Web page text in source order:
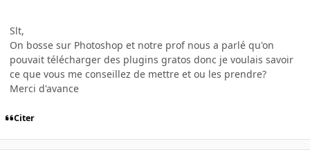
Slt,
On bosse sur Photoshop et notre prof nous a parlé qu'on
pouvait télécharger des plugins gratos donc je voulais savoir
ce que vous me conseillez de mettre et ou les prendre?
Merci d'avance
Citer